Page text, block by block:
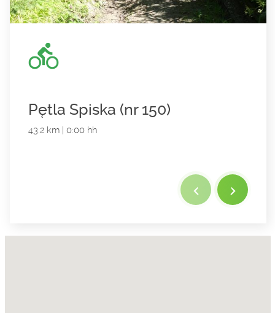
Pętla Spiska (nr 150)
43.2 km | 0:00 hh